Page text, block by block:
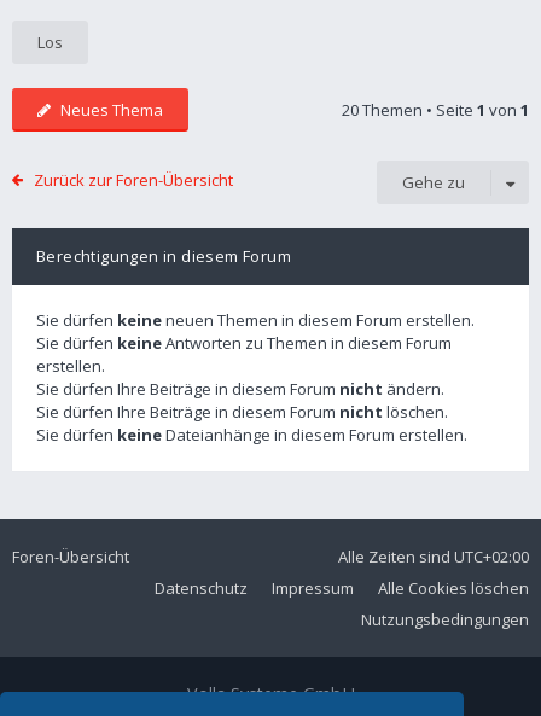
Neues Thema 20 Themen • Seite 1 von 1
Zurück zur Foren-Übersicht Gehe zu
Berechtigungen in diesem Forum
Sie dürfen keineneuen Themen in diesem Forum erstellen.
Sie dürfen keineAntworten zu Themen in diesem Forum
erstellen.
Sie dürfen Ihre Beiträge in diesem Forum nicht ändern.
Sie dürfen Ihre Beiträge in diesem Forum nicht löschen.
Sie dürfen keineDateianhänge in diesem Forum erstellen.
Foren-Übersicht Alle Zeiten sind UTC+02:00
Alle Cookies löschen
Impressum
Datenschutz
Nutzungsbedingungen
Volla Systeme GmbH